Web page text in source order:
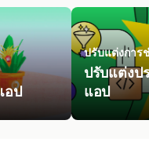
อป
ปรับแต่งการ
ปรับแต่งป
แอป